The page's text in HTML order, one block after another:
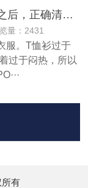
定做POLO衫穿过之后，正确清洗方法
量：2431
服。T恤衫过于
过于闷热，所以
有